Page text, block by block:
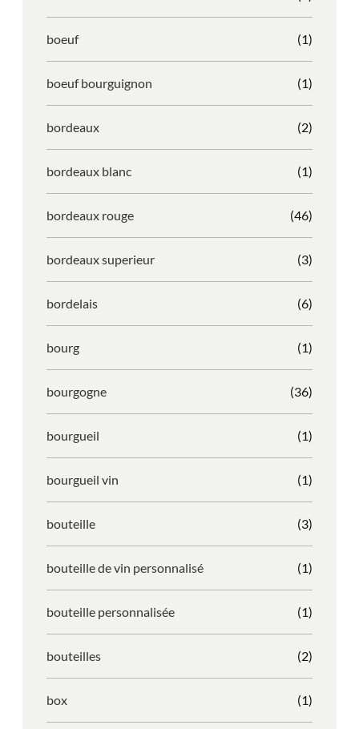
boeuf (1)
boeuf bourguignon (1)
bordeaux (2)
bordeaux blanc (1)
bordeaux rouge (46)
bordeaux superieur (3)
bordelais (6)
bourg (1)
bourgogne (36)
bourgueil (1)
bourgueil vin (1)
bouteille (3)
bouteille de vin personnalisé (1)
bouteille personnalisée (1)
bouteilles (2)
box (1)